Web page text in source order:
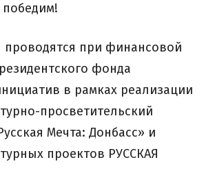
победим!
проводятся при финансовой
фонда
в рамках реализации
просветительский
Мечта: Донбасс» и
проектов РУССКАЯ